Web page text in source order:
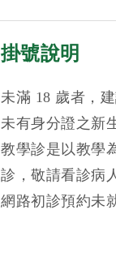
掛號說明
未滿 18 歲者，
未有身分證之新
教學診是以教學
診，敬請看診病
網路初診預約未